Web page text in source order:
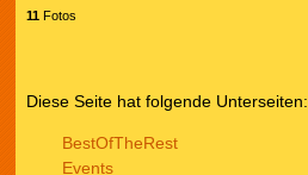
11Fotos
Diese Seite hat folgende Unterseiten:
BestOfTheRest
Events